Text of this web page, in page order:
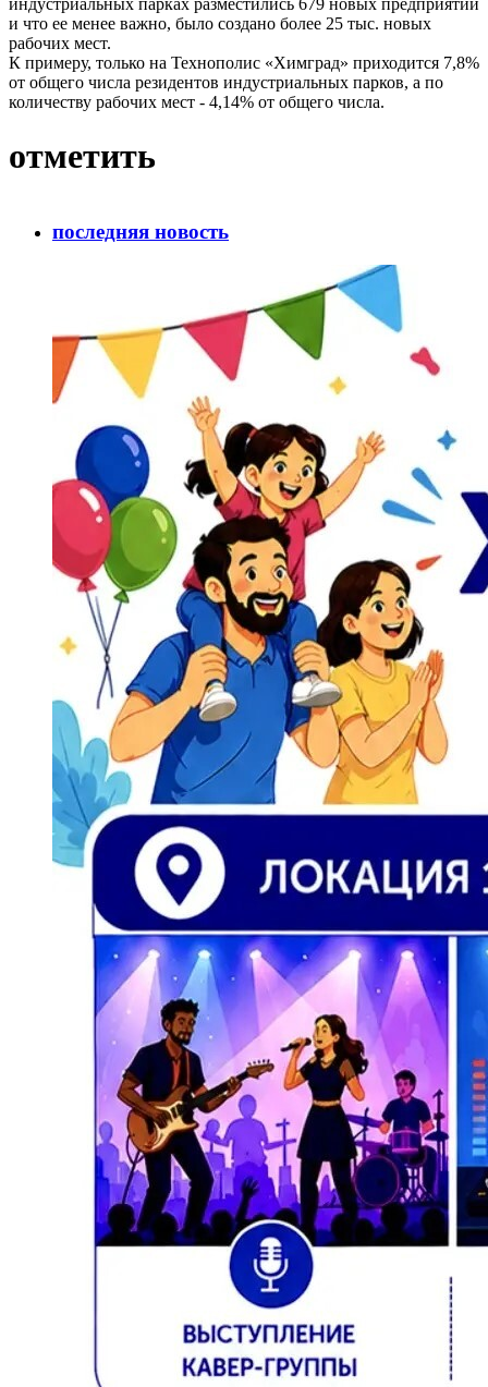
индустриальных парках разместились 679 новых предприятий
и что ее менее важно, было создано более 25 тыс. новых
рабочих мест.
К примеру, только на Технополис «Химград» приходится 7,8%
от общего числа резидентов индустриальных парков, а по
количеству рабочих мест - 4,14% от общего числа.
отметить
последняя новость